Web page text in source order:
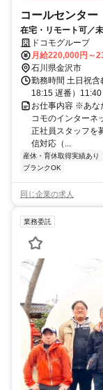
コールセンター
在宅・リモート可／
自由ドコモグループ
月給220,000円～
石川県金沢市
勤務時間 土日祝
18:15 遅番）
お仕事内容 ※あな
コモのインターネ
正社員スタッフを
信対応（...
産休・育休取得実績あり
ブランクOK
同じ企業の求人
業務委託